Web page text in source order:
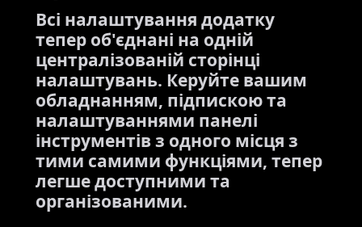
Всі налаштування додатку
тепер об'єднані на одній
централізованій сторінці
налаштувань. Керуйте вашим
обладнанням, підпискою та
налаштуваннями панелі
інструментів з одного місця з
тими самими функціями, тепер
легше доступними та
організованими.